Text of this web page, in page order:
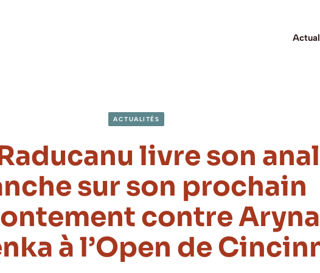
ACTUALITÉS
livre son
sur son prochain
contre Aryna
à l’Open de